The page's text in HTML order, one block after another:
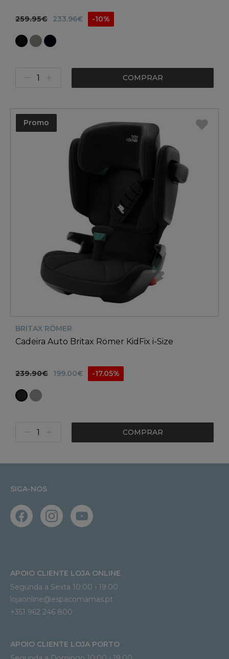
259.95€ 233.96€ -10%
COMPRAR
Promo
BRITAX RÖMER
Cadeira Auto Britax Römer KidFix i-Size
239.90€ 199.00€ -17.05%
COMPRAR
SIGA-NOS
APOIO CLIENTE LOJA ONLINE
Segunda a Sexta 10:00 › 19:00
lojaonline@espacomamas.pt
+351 962 246 800
APOIO CLIENTE LOJA PORTO